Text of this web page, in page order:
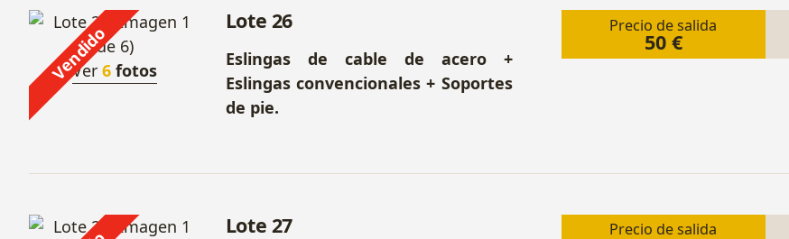
Vendido
Ver6 fotos
Precio de salida
50 €
Lote 26
Eslingas de cable de acero +
Eslingas convencionales + Soportes
de pie.
Precio de salida
Lote 27